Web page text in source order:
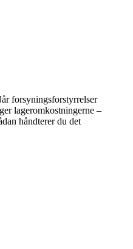
forsyningsforstyrrelser
lageromkostningerne –
håndterer du det